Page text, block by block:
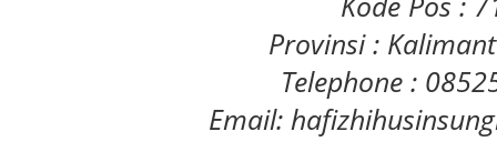
Provinsi :
Telephone :
Email: